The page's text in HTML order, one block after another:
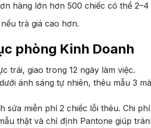
hàng lớn hơn 500 chiếc có thể 2–4
trả giá cao hơn.
phòng Kinh Doanh
trái, giao trong 12 ngày làm việc.
ánh sáng tự nhiên, thêu mẫu 3
sửa miễn phí 2 chiếc lỗi thêu. Chi
thật và chỉ định Pantone giúp